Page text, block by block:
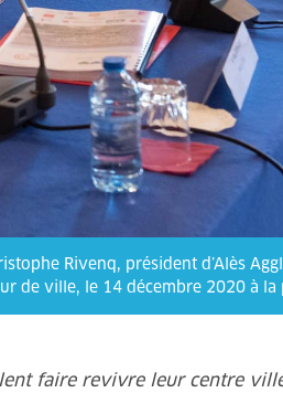
Rivenq, président d’Alès
de ville, le 14 décembre 2020 à la
faire revivre leur centre